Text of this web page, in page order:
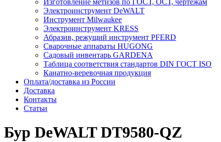
Изготовление метизов по ГОСТ, ОСТ, чертежам
Электроинструмент DeWALT
Инструмент Milwaukee
Электроинструмент KRESS
Абразив, режущий инструмент PFERD
Сварочные аппараты HUGONG
Садовый инвентарь GARDENA
Таблица соответствия стандартов DIN ГОСТ ISO
Канатно-веревочная продукция
Оплата/доставка из России
Доставка
Контакты
Статьи
Бур DeWALT DT9580-QZ